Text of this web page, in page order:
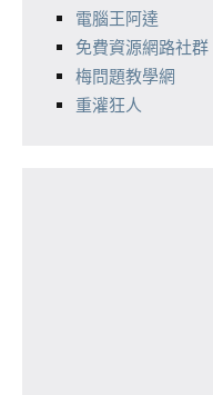
電腦王阿達
免費資源網路社群
梅問題教學網
重灌狂人